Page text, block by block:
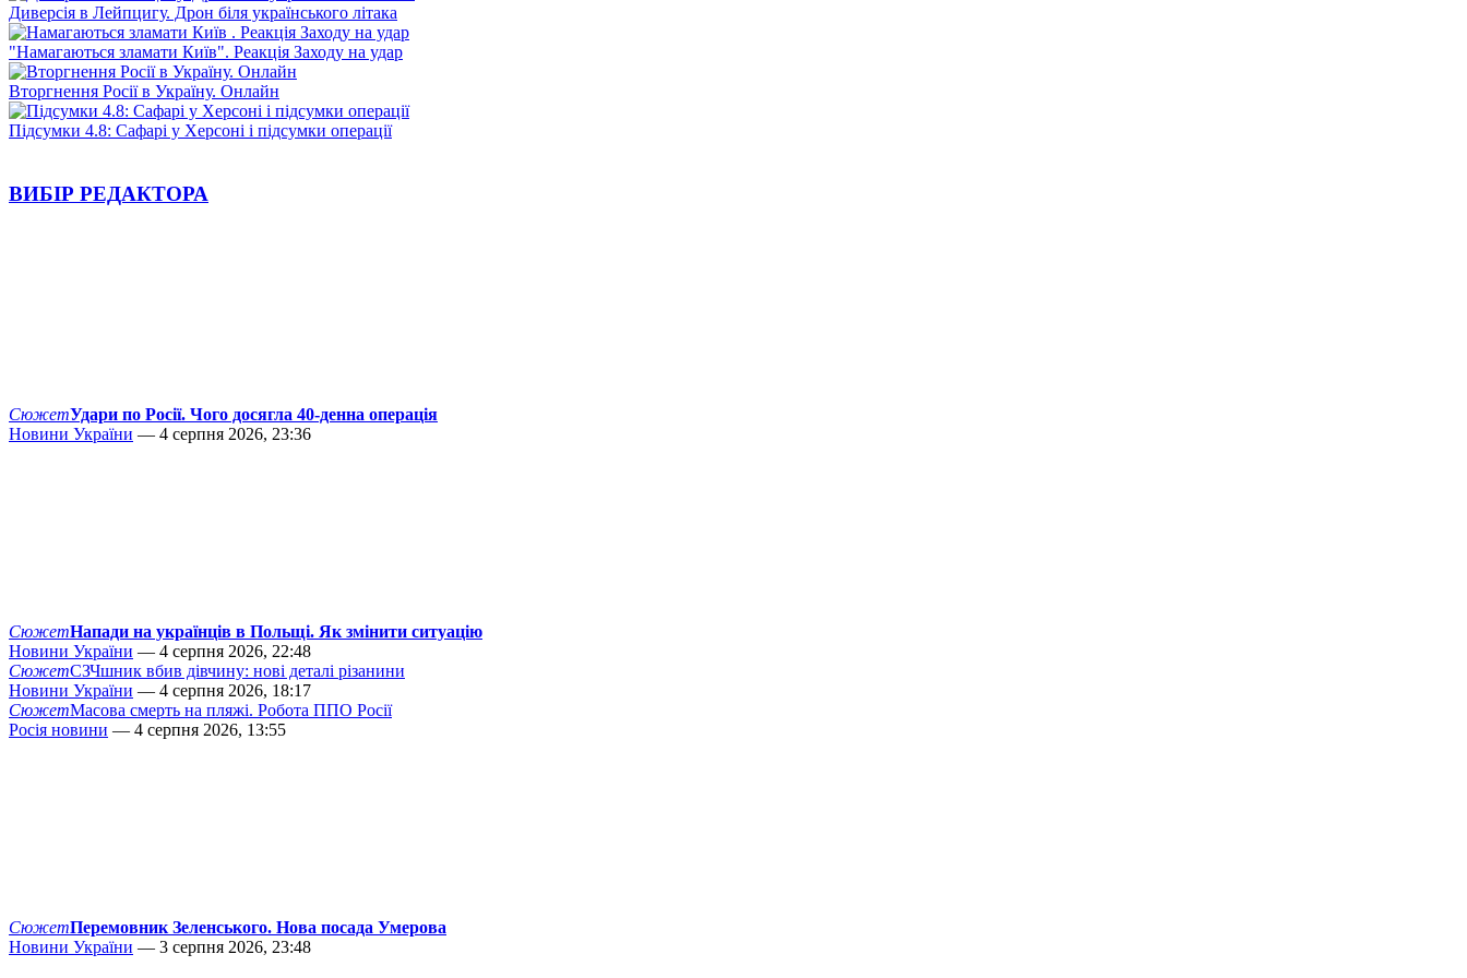
Диверсія в Лейпцигу. Дрон біля українського літака
"Намагаються зламати Київ". Реакція Заходу на удар
Вторгнення Росії в Україну. Онлайн
Підсумки 4.8: Сафарі у Херсоні і підсумки операції
ВИБІР РЕДАКТОРА
СюжетУдари по Росії. Чого досягла 40-денна операція
Новини України — 4 серпня 2026, 23:36
СюжетНапади на українців в Польщі. Як змінити ситуацію
Новини України — 4 серпня 2026, 22:48
СюжетСЗЧшник вбив дівчину: нові деталі різанини
Новини України — 4 серпня 2026, 18:17
СюжетМасова смерть на пляжі. Робота ППО Росії
Росія новини — 4 серпня 2026, 13:55
СюжетПеремовник Зеленського. Нова посада Умерова
Новини України — 3 серпня 2026, 23:48